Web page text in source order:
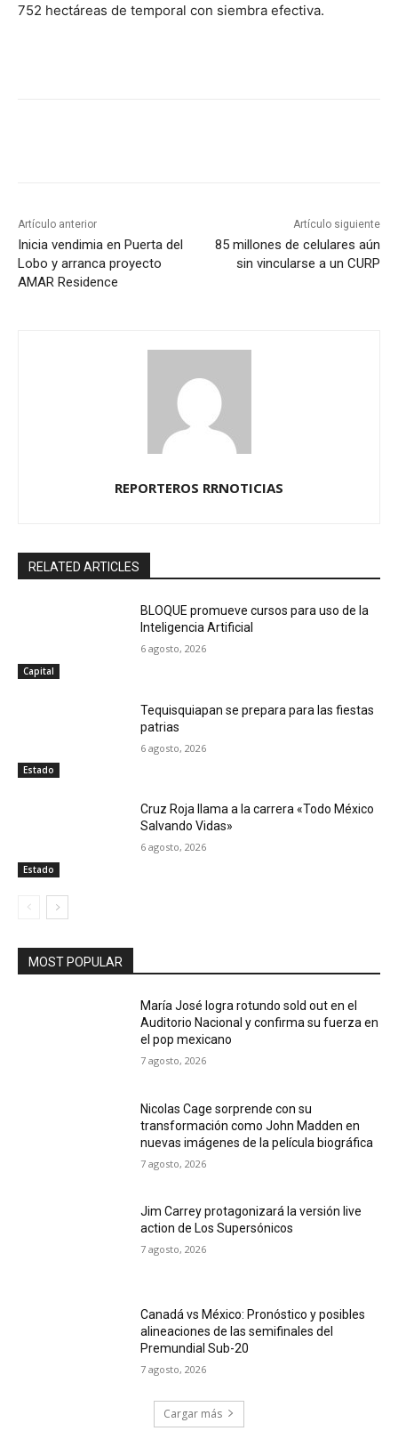
752 hectáreas de temporal con siembra efectiva.
Artículo anterior
Inicia vendimia en Puerta del
Lobo y arranca proyecto
AMAR Residence
Artículo siguiente
85 millones de celulares aún
sin vincularse a un CURP
REPORTEROS RRNOTICIAS
RELATED ARTICLES
Capital
BLOQUE promueve cursos para uso de la
Inteligencia Artificial
6 agosto, 2026
Estado
Tequisquiapan se prepara para las fiestas
patrias
6 agosto, 2026
Estado
Cruz Roja llama a la carrera «Todo México
Salvando Vidas»
6 agosto, 2026
MOST POPULAR
María José logra rotundo sold out en el
Auditorio Nacional y confirma su fuerza en
el pop mexicano
7 agosto, 2026
Nicolas Cage sorprende con su
transformación como John Madden en
nuevas imágenes de la película biográfica
7 agosto, 2026
Jim Carrey protagonizará la versión live
action de Los Supersónicos
7 agosto, 2026
Canadá vs México: Pronóstico y posibles
alineaciones de las semifinales del
Premundial Sub-20
7 agosto, 2026
Cargar más